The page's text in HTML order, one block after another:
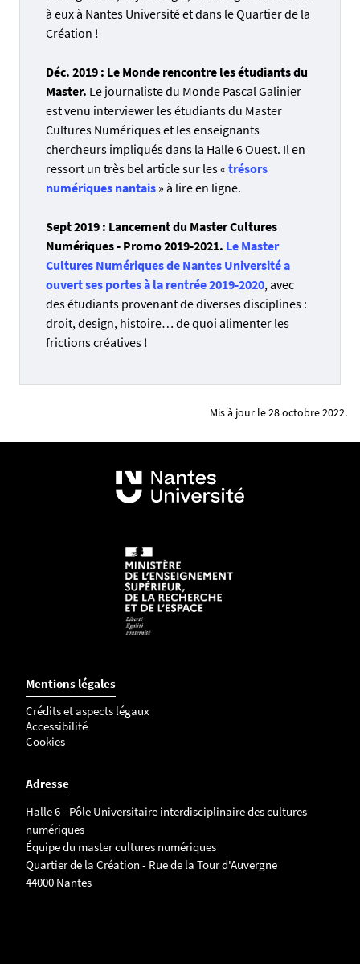
à eux à Nantes Université et dans le Quartier de la
Création !
Déc. 2019 : Le Monde rencontre les étudiants du
Master. Le journaliste du Monde Pascal Galinier
est venu interviewer les étudiants du Master
Cultures Numériques et les enseignants
chercheurs impliqués dans la Halle 6 Ouest. Il en
ressort un très bel article sur les « trésors
numériques nantais » à lire en ligne.
Sept 2019 : Lancement du Master Cultures
Numériques - Promo 2019-2021. Le Master
Cultures Numériques de Nantes Université a
ouvert ses portes à la rentrée 2019-2020, avec
des étudiants provenant de diverses disciplines :
droit, design, histoire… de quoi alimenter les
frictions créatives !
Mis à jour le 28 octobre 2022.
Mentions légales
Crédits et aspects légaux
Accessibilité
Cookies
Adresse
Halle 6 - Pôle Universitaire interdisciplinaire des cultures
numériques
Équipe du master cultures numériques
Quartier de la Création - Rue de la Tour d'Auvergne
44000 Nantes